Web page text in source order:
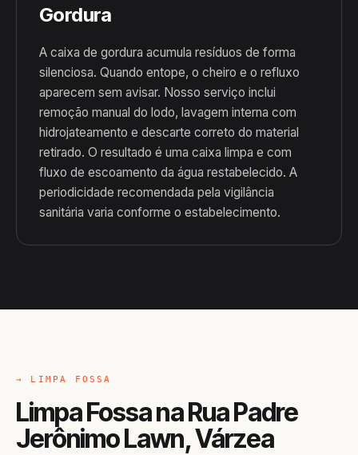
Gordura
A caixa de gordura acumula resíduos de forma
silenciosa. Quando entope, o cheiro e o refluxo
aparecem sem avisar. Nosso serviço inclui
remoção manual do lodo, lavagem interna com
hidrojateamento e descarte correto do material
retirado. O resultado é uma caixa limpa e com
fluxo de escoamento da água restabelecido. A
periodicidade recomendada pela vigilância
sanitária varia conforme o estabelecimento.
→ LIMPA FOSSA
Limpa Fossa na Rua Padre
Jerônimo Lawn, Várzea